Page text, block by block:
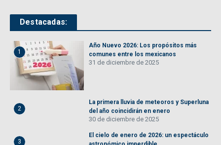
Destacadas:
1
Año Nuevo 2026: Los propósitos más
comunes entre los mexicanos
31 de diciembre de 2025
2
La primera lluvia de meteoros y Superluna
del año coincidirán en enero
30 de diciembre de 2025
3
El cielo de enero de 2026: un espectáculo